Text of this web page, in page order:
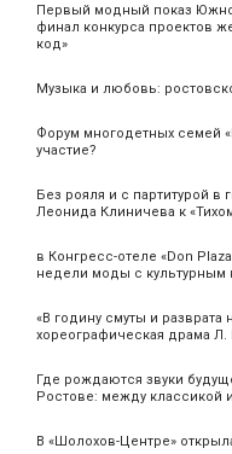
Первый модный показ
финал конкурса проектов
код»
Музыка и любовь:
Форум многодетных семей
участие?
Без рояля и с партитурой в
Леонида Клиничева к
в Конгресс-отеле «Don
недели моды с культурным
«В годину смуты и разврата
хореографическая драма
Где рождаются звуки
Ростове: между классикой
В «Шолохов-Центре»